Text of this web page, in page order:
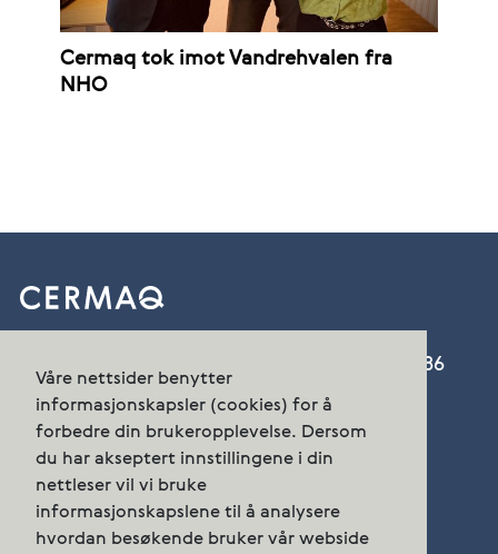
Våre nettsider benytter
informasjonskapsler (cookies) for å
forbedre din brukeropplevelse. Dersom
du har akseptert innstillingene i din
nettleser vil vi bruke
informasjonskapslene til å analysere
hvordan besøkende bruker vår webside
Cermaq tok imot Vandrehvalen fra
NHO
Cermaq Norway AS, Nordfoldveien 165, 8286
Nordfold
Telefon:+47 23 68 55 00
post.norway@cermaq.com